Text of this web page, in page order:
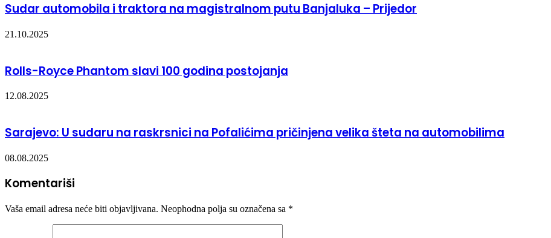
Sudar automobila i traktora na magistralnom putu Banjaluka – Prijedor
21.10.2025
Rolls-Royce Phantom slavi 100 godina postojanja
12.08.2025
Sarajevo: U sudaru na raskrsnici na Pofalićima pričinjena velika šteta na automobilima
08.08.2025
Komentariši
Vaša email adresa neće biti objavljivana. Neophodna polja su označena sa *